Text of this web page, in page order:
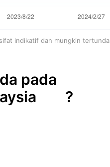
indikatif dan mungkin
pada
?